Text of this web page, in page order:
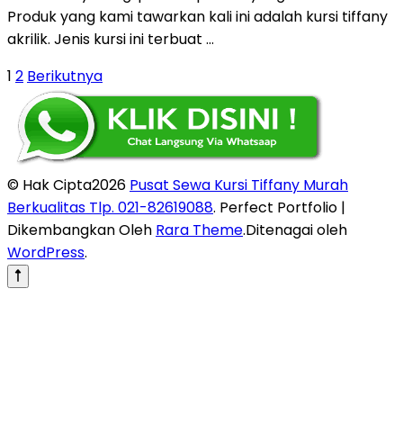
Produk yang kami tawarkan kali ini adalah kursi tiffany
akrilik. Jenis kursi ini terbuat …
Paginasi
pos
Halaman
1 Halaman
2 Berikutnya
© Hak Cipta2026 Pusat Sewa Kursi Tiffany Murah
Berkualitas Tlp. 021-82619088. Perfect Portfolio |
Dikembangkan Oleh Rara Theme.Ditenagai oleh
WordPress.